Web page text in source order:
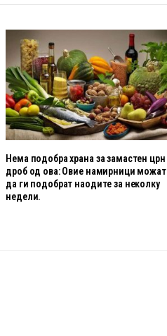
Нема подобра храна за замастен црн
дроб од ова: Овие намирници можат
да ги подобрат наодите за неколку
недели.